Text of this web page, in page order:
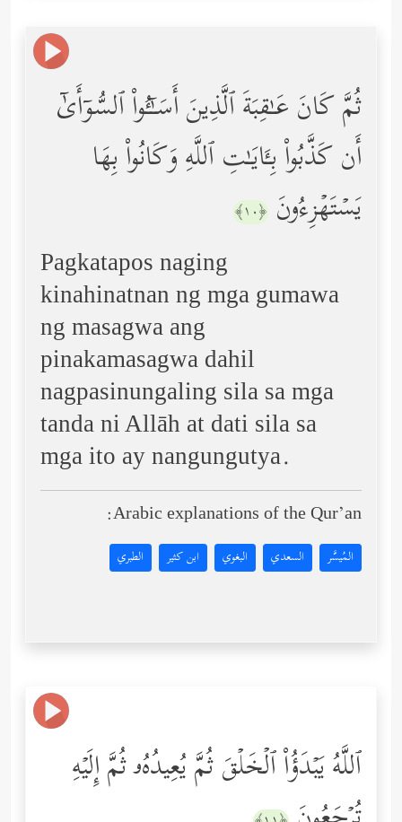
ثُمَّ كَانَ عَـٰقِبَةَ ٱلَّذِینَ أَسَـٰۤـُٔواْ ٱلسُّوۤأَىٰۤ
أَن كَذَّبُواْ بِـَٔایَـٰتِ ٱللَّهِ وَكَانُواْ بِهَا
یَسۡتَهۡزِءُونَ ﴿١٠﴾
Pagkatapos naging
kinahinatnan ng mga gumawa
ng masagwa ang
pinakamasagwa dahil
nagpasinungaling sila sa mga
tanda ni Allāh at dati sila sa
mga ito ay nangungutya.
Arabic explanations of the Qur’an:
المُيسَّر السعدي البغوي ابن كثير الطبري
ٱللَّهُ یَبۡدَؤُاْ ٱلۡخَلۡقَ ثُمَّ یُعِیدُهُۥ ثُمَّ إِلَیۡهِ